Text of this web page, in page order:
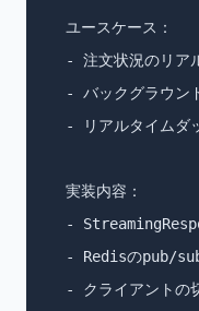
  ユースケース：
- 注文状況のリア
- バックグラウン
- リアルタイムダ
  実装内容：
-
- Redisのpub/
- クライアントの